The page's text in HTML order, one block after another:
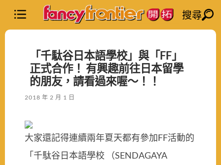
搜尋
「千駄谷日本語學校」與「FF」
正式合作！ 有興趣前往日本留學
的朋友，請看過來喔～！！
2018 年 2 月 1 日
大家還記得連續兩年夏天都有參加FF活動的
「千駄谷日本語學校 （SENDAGAYA